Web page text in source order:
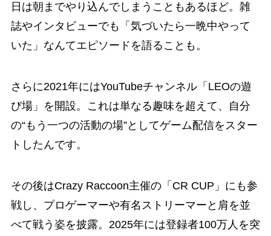
日は朝までやり込んでしまうこともあるほど。雑
誌やインタビューでも「気づいたら一晩中やって
いた」なんてエピソードを語ることも。
さらに2021年にはYouTubeチャンネル「LEOの遊
び場」を開設。これは単なる趣味を超えて、自分
の“もう一つの活動の場”としてゲーム配信をスター
トしたんです。
その後はCrazy Raccoon主催の「CR CUP」にも参
戦し、プロゲーマーや有名ストリーマーと肩を並
べて戦う姿を披露。2025年には登録者100万人を突